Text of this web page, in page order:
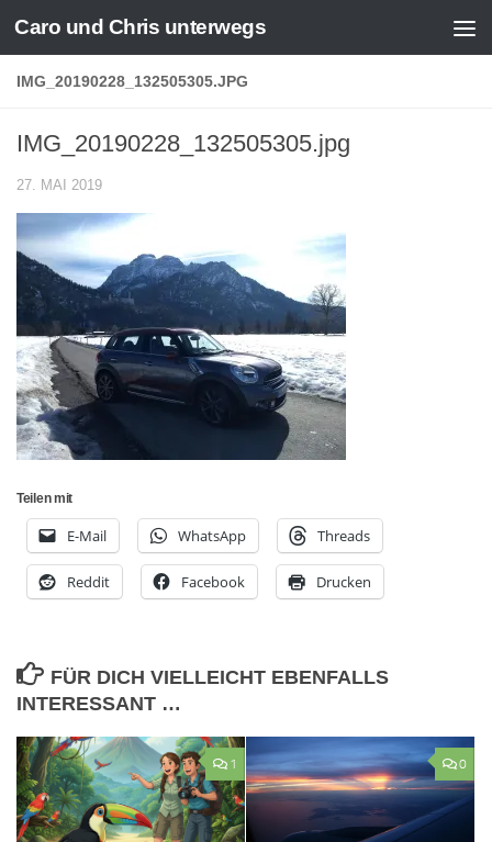
Zum Inhalt springen
Caro und Chris unterwegs
IMG_20190228_132505305.JPG
IMG_20190228_132505305.jpg
27. MAI 2019
Teilen mit
E-Mail WhatsApp Threads
Reddit Facebook Drucken
FÜR DICH VIELLEICHT EBENFALLS
INTERESSANT …
1 0